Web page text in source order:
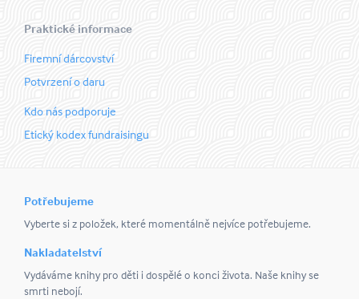
Praktické informace
Firemní dárcovství
Potvrzení o daru
Kdo nás podporuje
Etický kodex fundraisingu
Potřebujeme
Vyberte si z položek, které momentálně nejvíce potřebujeme.
Nakladatelství
Vydáváme knihy pro děti i dospělé o konci života. Naše knihy se
smrti nebojí.